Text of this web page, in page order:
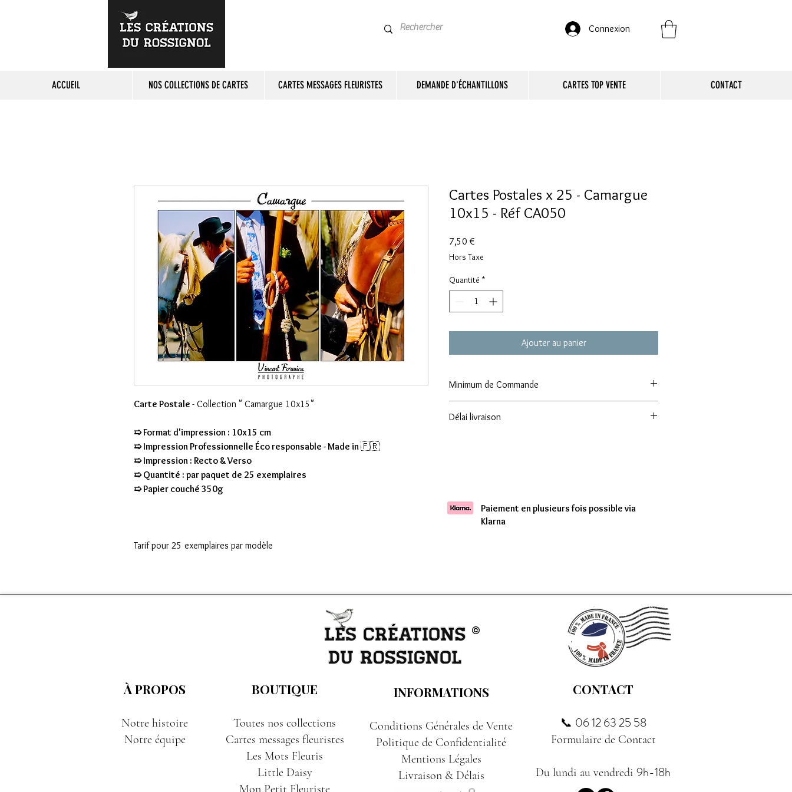
Connexion
ACCUEIL NOS COLLECTIONS DE CARTES CARTES MESSAGES FLEURISTES DEMANDE D'ÉCHANTILLONS CARTES TOP VENTE CONTACT
Carte Postale - Collection " Camargue 10x15"
➯ Format d'impression : 10x15 cm
➯ Impression Professionnelle Éco responsable - Made in🇫🇷
➯ Impression : Recto & Verso
➯ Quantité : par paquet de 25 exemplaires
➯ Papier couché 350g
Tarif pour 25 exemplaires par modèle
Cartes Postales x 25 - Camargue
10x15 - Réf CA050
7,50 €
Hors Taxe
Quantité *
Ajouter au panier
Minimum de Commande
Délai livraison
Paiement en plusieurs fois possible via
Klarna
À PROPOS
Notre histoire
Notre équipe
BOUTIQUE
Toutes nos collections
Cartes messages fleuristes
Les Mots Fleuris
Little Daisy
Mon Petit Fleuriste
INFORMATIONS
Conditions Générales de Vente
Politique de Confidentialité
Mentions Légales
Livraison & Délais
CONTACT
📞 06 12 63 25 58
Formulaire de Contact
Du lundi au vendredi 9h-18h